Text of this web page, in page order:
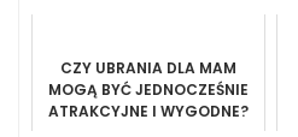
CZY UBRANIA DLA MAM
MOGĄ BYĆ JEDNOCZEŚNIE
ATRAKCYJNE I WYGODNE?